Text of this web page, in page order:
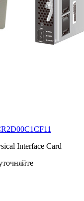
Interface Card